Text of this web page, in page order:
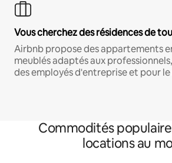
Vous cherchez des résidences de
Airbnb propose des appartements
meublés adaptés aux
des employés d'entreprise et pour
Commodités
locations au